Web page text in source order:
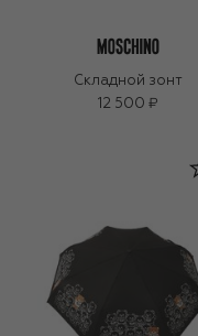
Складной зонт
12 500 ₽